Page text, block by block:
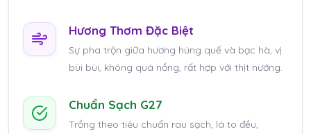
Hương Thơm Đặc Biệt
Sự pha trộn giữa hương húng quế và bạc hà, vị
bùi bùi, không quá nồng, rất hợp với thịt nướng.
Chuẩn Sạch G27
Trồng theo tiêu chuẩn rau sạch, lá to đều,